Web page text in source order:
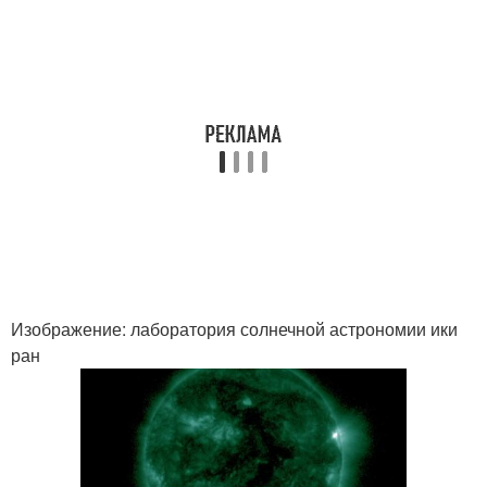
Изображение: лаборатория солнечной астрономии ики
ран